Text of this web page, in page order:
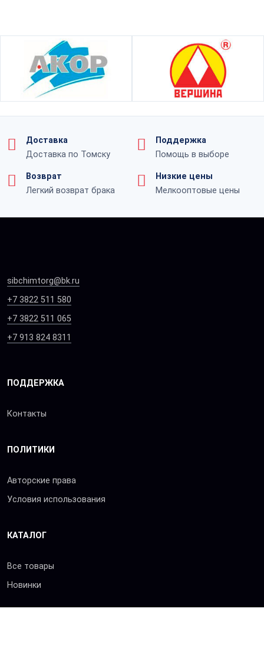
Доставка
Доставка по Томску
Поддержка
Помощь в выборе
Возврат
Легкий возврат брака
Низкие цены
Мелкооптовые цены
sibchimtorg@bk.ru
+7 3822 511 580
+7 3822 511 065
+7 913 824 8311
ПОДДЕРЖКА
Контакты
ПОЛИТИКИ
Авторские права
Условия использования
КАТАЛОГ
Все товары
Новинки